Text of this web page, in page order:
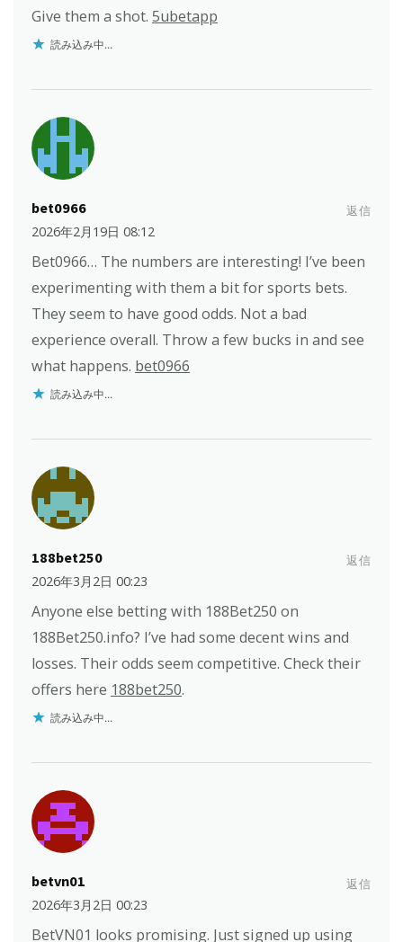
Give them a shot. 5ubetapp
読み込み中...
bet0966
2026年2月19日 08:12
返信
Bet0966… The numbers are interesting! I’ve been
experimenting with them a bit for sports bets.
They seem to have good odds. Not a bad
experience overall. Throw a few bucks in and see
what happens. bet0966
読み込み中...
188bet250
2026年3月2日 00:23
返信
Anyone else betting with 188Bet250 on
188Bet250.info? I’ve had some decent wins and
losses. Their odds seem competitive. Check their
offers here 188bet250.
読み込み中...
betvn01
2026年3月2日 00:23
返信
BetVN01 looks promising. Just signed up using